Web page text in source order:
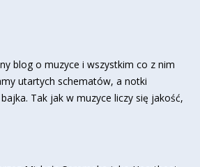
blog o muzyce i wszystkim co z nim
utartych schematów, a notki
Tak jak w muzyce liczy się jakość,